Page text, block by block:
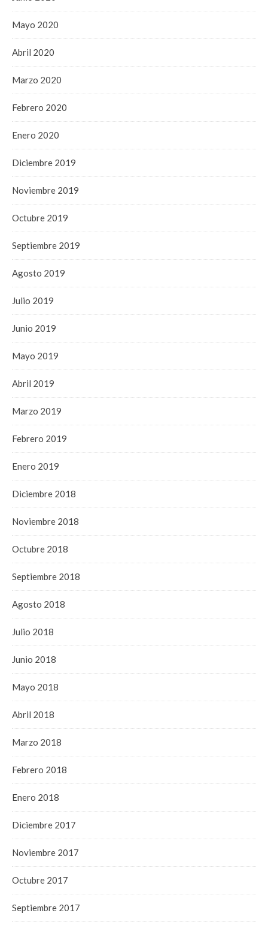
Mayo 2020
Abril 2020
Marzo 2020
Febrero 2020
Enero 2020
Diciembre 2019
Noviembre 2019
Octubre 2019
Septiembre 2019
Agosto 2019
Julio 2019
Junio 2019
Mayo 2019
Abril 2019
Marzo 2019
Febrero 2019
Enero 2019
Diciembre 2018
Noviembre 2018
Octubre 2018
Septiembre 2018
Agosto 2018
Julio 2018
Junio 2018
Mayo 2018
Abril 2018
Marzo 2018
Febrero 2018
Enero 2018
Diciembre 2017
Noviembre 2017
Octubre 2017
Septiembre 2017